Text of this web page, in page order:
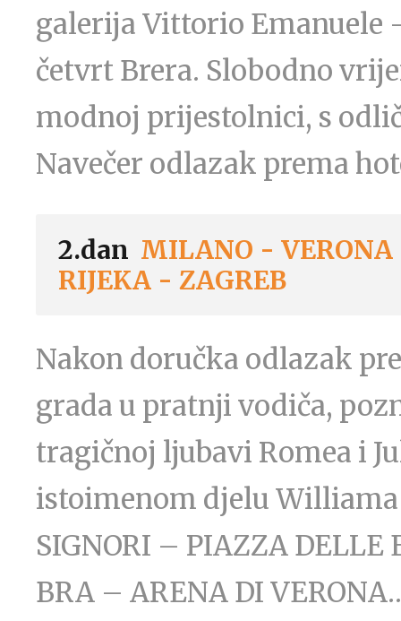
galerija Vittorio Emanuele
četvrt Brera. Slobodno
modnoj prijestolnici, s
Navečer odlazak prema
2.dan MILANO -
RIJEKA - ZAGREB
Nakon doručka odlazak
grada u pratnji vodiča,
tragičnoj ljubavi Romea i
istoimenom djelu Williama
SIGNORI – PIAZZA DELLE
BRA – ARENA DI